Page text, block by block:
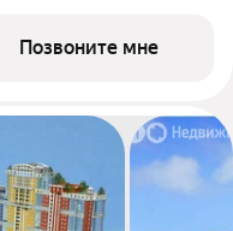
Позвоните мне